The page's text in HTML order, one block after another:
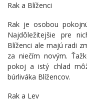
Rak a Blíženci
Rak je osobou
Najdôležitejšie pre
Blíženci ale majú radi
za niečím novým.
pokoj a istý chlad
búrliváka Blížencov.
Rak a Lev